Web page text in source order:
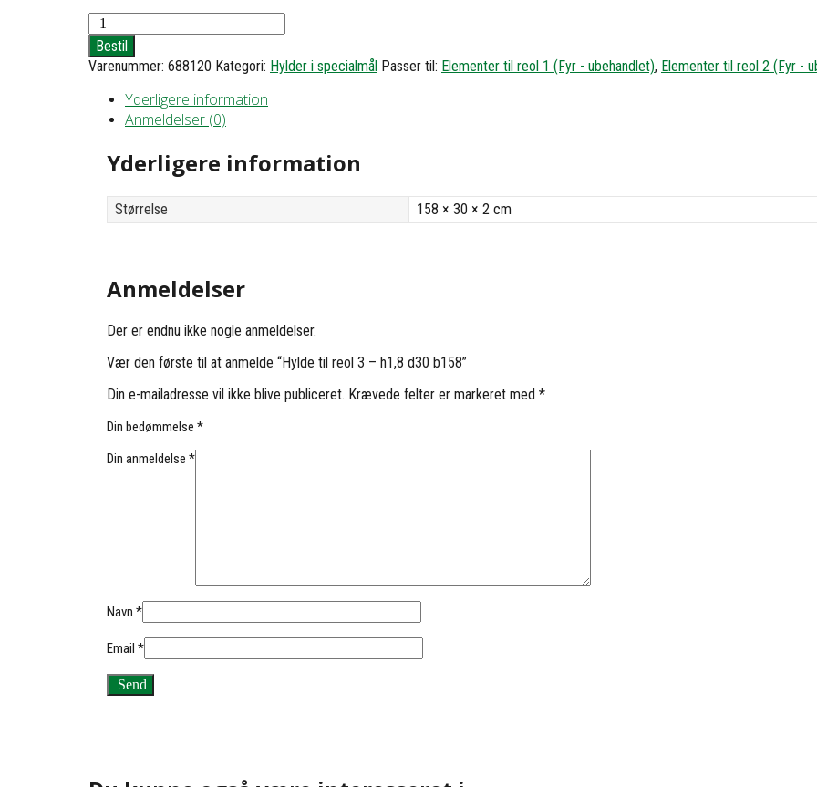
Hylde
til
reol
3
Bestil
Varenummer: 688120 Kategori: Hylder i specialmål Passer til: Elementer til reol 1 (Fyr - ubehandlet), Elementer til reol 2 (Fyr -
Yderligere information
Anmeldelser (0)
Yderligere information
Størrelse 158 × 30 × 2 cm
Anmeldelser
Der er endnu ikke nogle anmeldelser.
Vær den første til at anmelde “Hylde til reol 3 – h1,8 d30 b158”
Din e-mailadresse vil ikke blive publiceret. Krævede felter er markeret med *
Din bedømmelse *
Din anmeldelse *
Navn *
Email *